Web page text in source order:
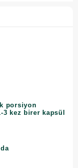
porsiyon
kez birer kapsül